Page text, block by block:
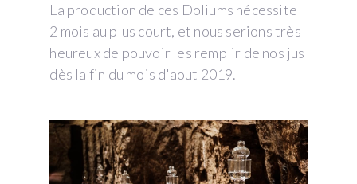
La production de ces Doliums nécessite
2 mois au plus court, et nous serions très
heureux de pouvoir les remplir de nos jus
dès la fin du mois d'aout 2019.